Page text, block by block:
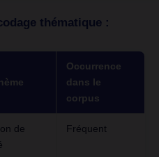
thématique :
Occurrence
dans le
corpus
de
Fréquent